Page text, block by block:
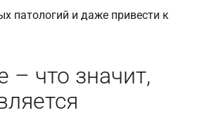
патологий и даже привести к
– что значит,